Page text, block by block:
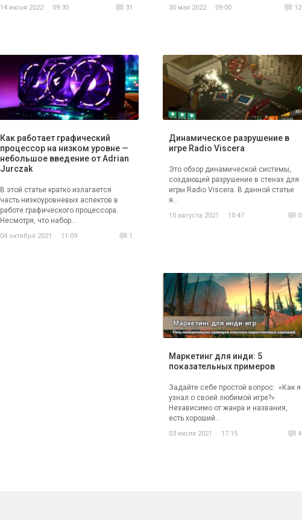
14 июня 2022 09:30 31 30 мая 2022 09:00 12
Как работает графический
процессор на низком уровне —
небольшое введение от Adrian
Jurczak
В этой статье кратко излагается
часть низкоуровневых аспектов в
работе графического процессора.
Несмотря, что набор...
04 октября 2021 11:09 1
Динамическое разрушение в
игре Radio Viscera
Это обзор динамической системы,
создающей разрушение в стенах для
игры Radio Viscera. В данной статье
я...
10 августа 2021 10:47 0
Маркетинг для инди: 5
показательных примеров
Задайте себе простой вопрос: «Как я
узнал о своей любимой игре?»
Независимо от жанра и названия,
есть хороший...
03 июля 2021 17:15 4